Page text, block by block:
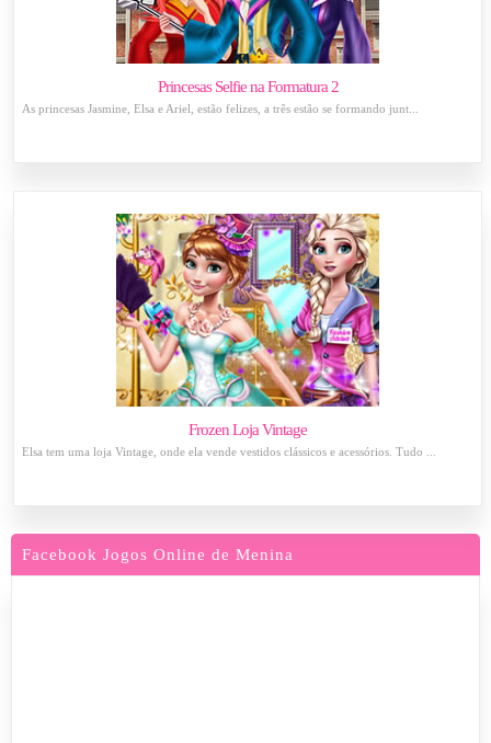
Princesas Selfie na Formatura 2
As princesas Jasmine, Elsa e Ariel, estão felizes, a três estão se formando junt...
Frozen Loja Vintage
Elsa tem uma loja Vintage, onde ela vende vestidos clássicos e acessórios. Tudo ...
Facebook Jogos Online de Menina